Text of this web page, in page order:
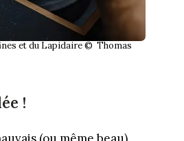
et du Lapidaire © Thomas
!
(ou même beau)